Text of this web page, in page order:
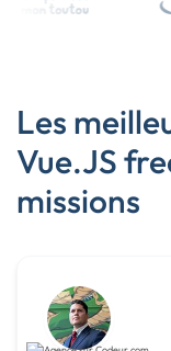
Les
Vue.JS
missions